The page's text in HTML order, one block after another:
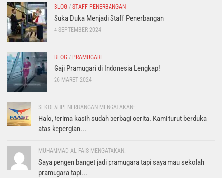
BLOG / STAFF PENERBANGAN
Suka Duka Menjadi Staff Penerbangan
4 SEPTEMBER 2024
BLOG / PRAMUGARI
Gaji Pramugari di Indonesia Lengkap!
26 MARET 2024
SEKOLAHPENERBANGAN MENGATAKAN:
Halo, terima kasih sudah berbagi cerita. Kami turut berduka
atas kepergian...
MUHAMMAD AL FAIS MENGATAKAN:
Saya pengen banget jadi pramugara tapi saya mau sekolah
pramugara tapi...